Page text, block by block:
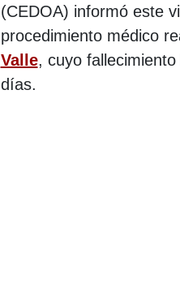
(CEDOA) informó este
procedimiento médico
Valle, cuyo
días.